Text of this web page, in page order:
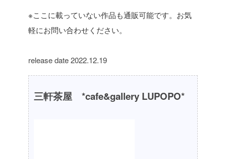
※ここに載っていない作品も通販可能です。お気
軽にお問い合わせください。
release date 2022.12.19
三軒茶屋 *cafe&gallery LUPOPO*